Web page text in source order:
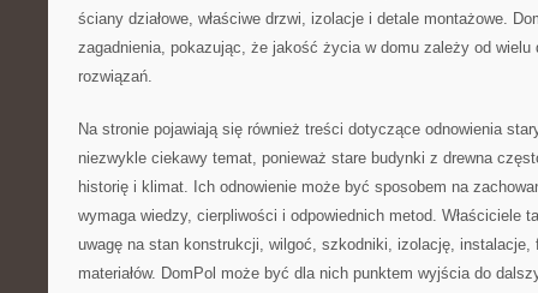
ściany działowe, właściwe drzwi, izolacje i detale montażowe.
zagadnienia, pokazując, że jakość życia w domu zależy od wielu
rozwiązań.
Na stronie pojawiają się również treści dotyczące odnowienia
niezwykle ciekawy temat, ponieważ stare budynki z drewna
historię i klimat. Ich odnowienie może być sposobem na
wymaga wiedzy, cierpliwości i odpowiednich metod. Właściciele
uwagę na stan konstrukcji, wilgoć, szkodniki, izolację,
materiałów. DomPol może być dla nich punktem wyjścia do